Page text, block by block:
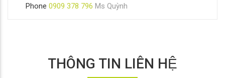
Phone 0909 378 796 Ms Quỳnh
THÔNG TIN LIÊN HỆ